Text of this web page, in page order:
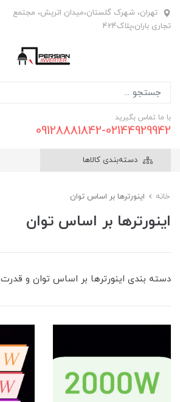
تهران، شهرک گلستان،میدان اتریش، مجتمع
تجاری باران،پلاک424
با ما تماس بگیرید
09128881842-02144929942
دسته‌بندی کالاها
خانه اینورترها بر اساس توان
اینورترها بر اساس توان
دسته بندی اینورترها بر اساس توان و قدرت